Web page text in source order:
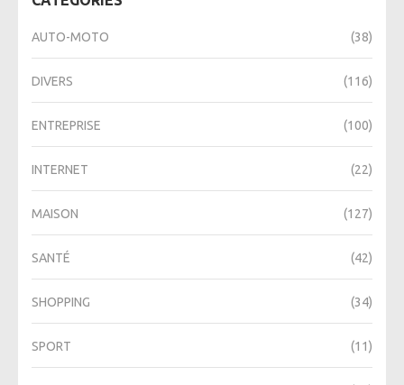
AUTO-MOTO (38)
DIVERS (116)
ENTREPRISE (100)
INTERNET (22)
MAISON (127)
SANTÉ (42)
SHOPPING (34)
SPORT (11)